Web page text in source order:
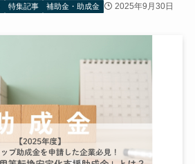
特集記事 補助金・助成金 2025年9月30日